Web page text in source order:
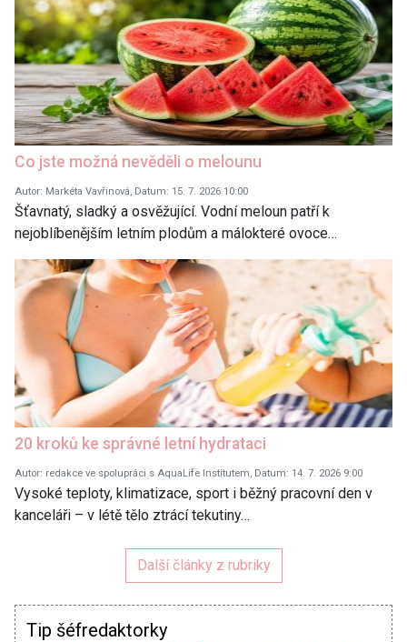
Co jste možná nevěděli o melounu
Autor: Markéta Vavřinová, Datum: 15. 7. 2026 10:00
Šťavnatý, sladký a osvěžující. Vodní meloun patří k
nejoblíbenějším letním plodům a málokteré ovoce…
20 kroků ke správné letní hydrataci
Autor: redakce ve spolupráci s AquaLife Institutem, Datum: 14. 7. 2026 9:00
Vysoké teploty, klimatizace, sport i běžný pracovní den v
kanceláři – v létě tělo ztrácí tekutiny…
Další články z rubriky
Tip šéfredaktorky